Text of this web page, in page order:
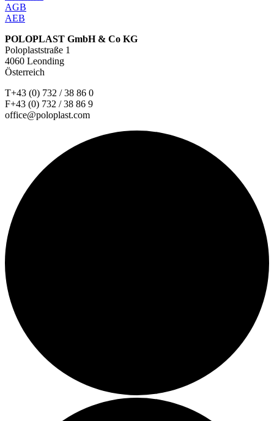
AGB
AEB
POLOPLAST GmbH & Co KG
Poloplaststraße 1
4060 Leonding
Österreich
T+43 (0) 732 / 38 86 0
F+43 (0) 732 / 38 86 9
office@poloplast.com